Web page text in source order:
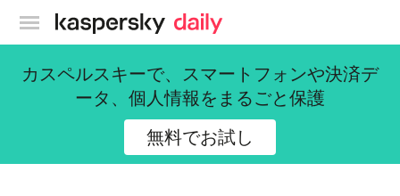
カスペルスキー公式ブログ
カスペルスキーで、スマートフォンや決済デ
ータ、個人情報をまるごと保護
無料でお試し